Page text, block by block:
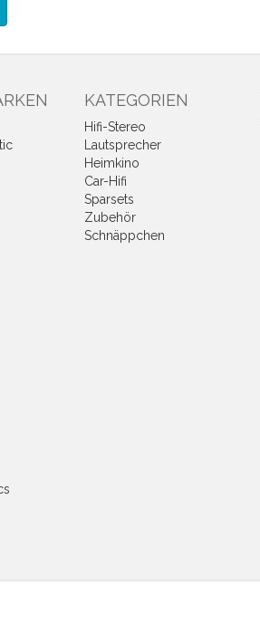
KATEGORIEN
Hifi-Stereo
Lautsprecher
Heimkino
Car-Hifi
Sparsets
Zubehör
Schnäppchen